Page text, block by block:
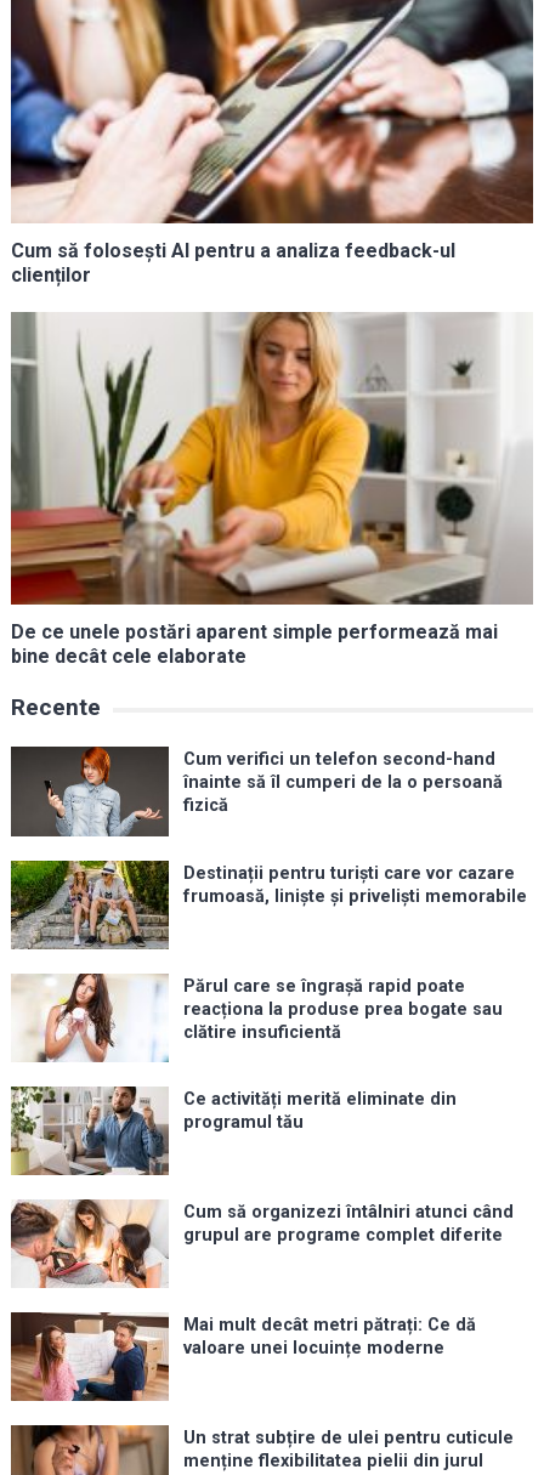
Cum să folosești AI pentru a analiza feedback-ul
clienților
De ce unele postări aparent simple performează mai
bine decât cele elaborate
Recente
Cum verifici un telefon second-hand
înainte să îl cumperi de la o persoană
fizică
Destinații pentru turiști care vor cazare
frumoasă, liniște și priveliști memorabile
Părul care se îngrașă rapid poate
reacționa la produse prea bogate sau
clătire insuficientă
Ce activități merită eliminate din
programul tău
Cum să organizezi întâlniri atunci când
grupul are programe complet diferite
Mai mult decât metri pătrați: Ce dă
valoare unei locuințe moderne
Un strat subțire de ulei pentru cuticule
menține flexibilitatea pielii din jurul